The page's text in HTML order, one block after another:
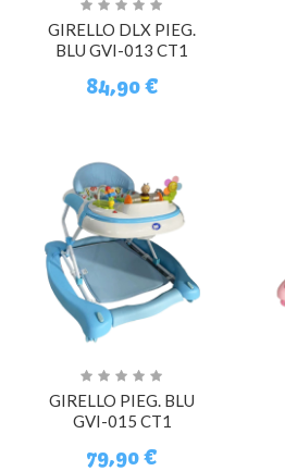
GIRELLO DLX PIEG.
BLU GVI-013 CT1
84,90 €
GIRELLO PIEG. BLU
GVI-015 CT1
79,90 €